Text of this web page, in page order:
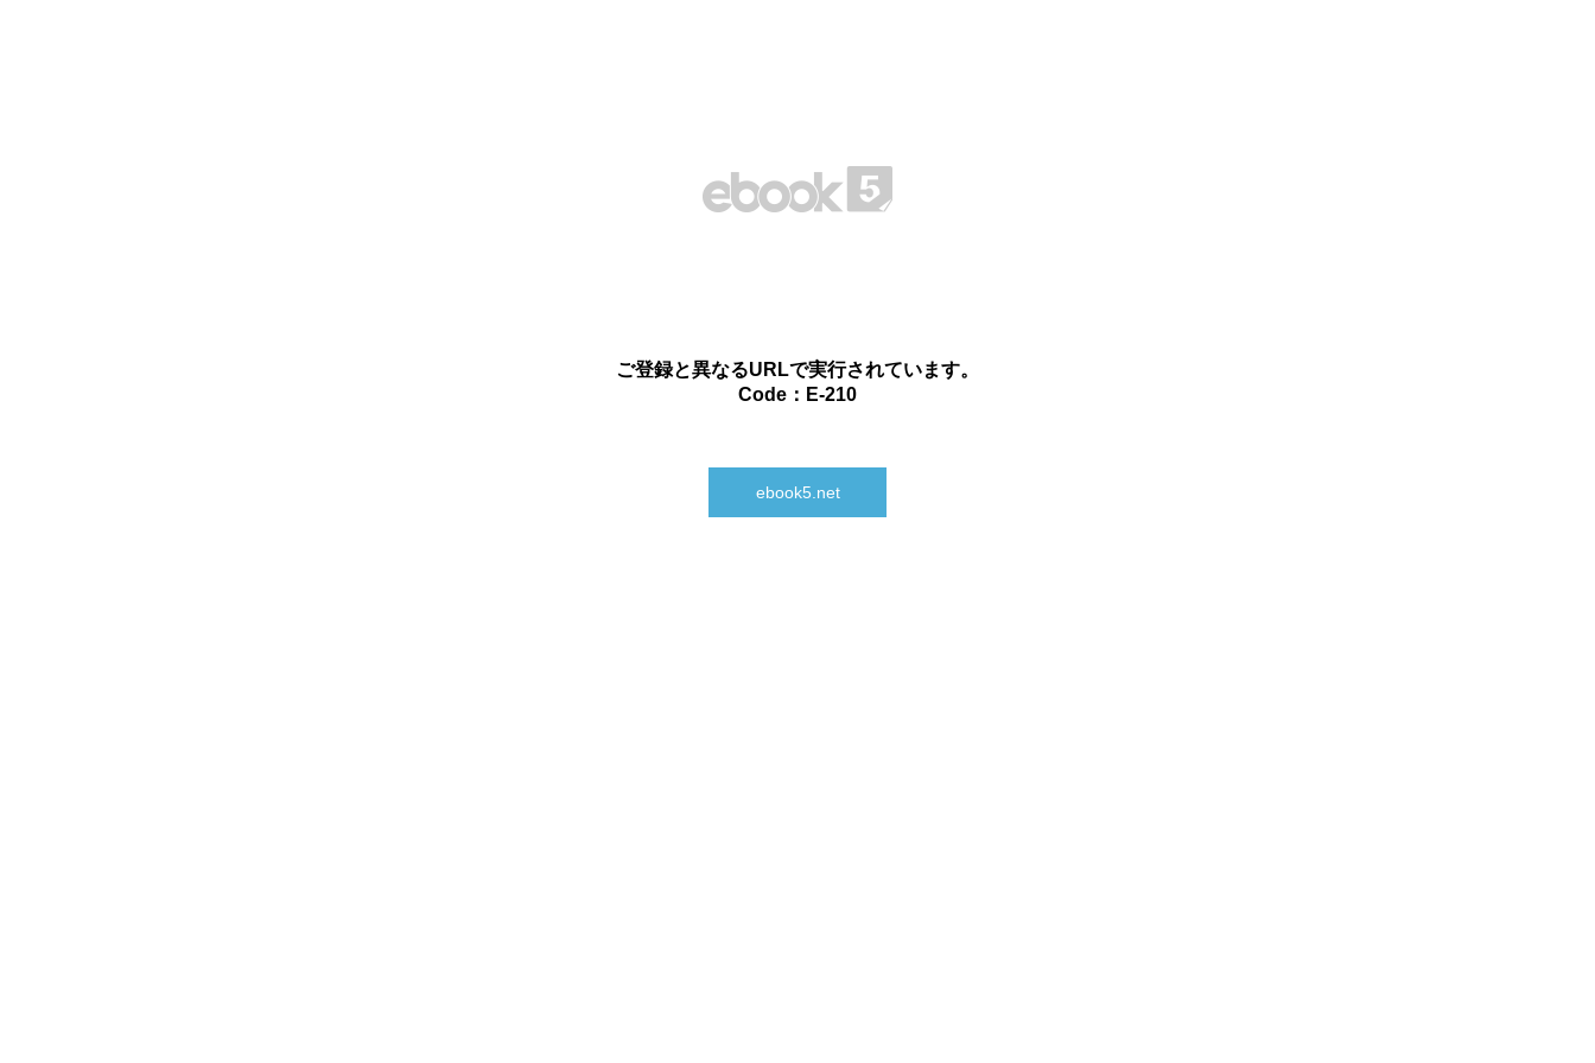
ご登録と異なるURLで実行されています。
Code：E-210
ebook5.net